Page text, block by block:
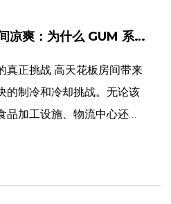
如何保持高天花板房间凉爽：为什么 GUM 系列大型天花板式蒸发器是答案
花板房间带来
的制冷和冷却挑战。无论该
品加工设施、物流中心还是
度、大占地面积和高热负荷